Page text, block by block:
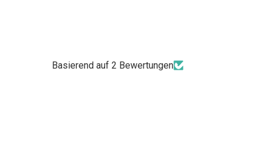
Basierend auf 2 Bewertungen